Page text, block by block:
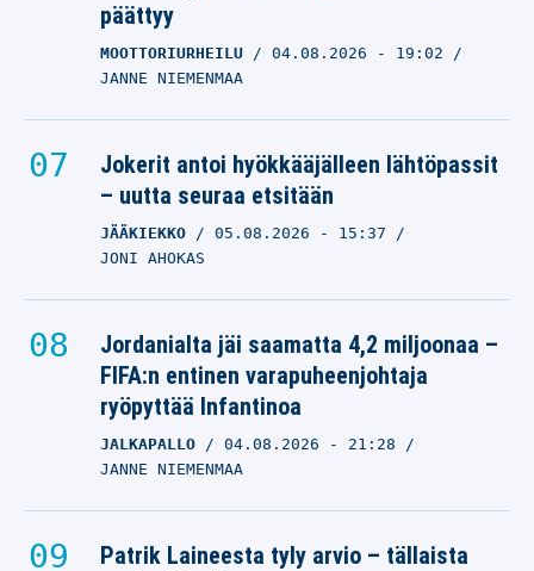
päättyy
MOOTTORIURHEILU 04.08.2026 - 19:02
JANNE NIEMENMAA
Jokerit antoi hyökkääjälleen lähtöpassit
– uutta seuraa etsitään
JÄÄKIEKKO 05.08.2026 - 15:37
JONI AHOKAS
Jordanialta jäi saamatta 4,2 miljoonaa –
FIFA:n entinen varapuheenjohtaja
ryöpyttää Infantinoa
JALKAPALLO 04.08.2026 - 21:28
JANNE NIEMENMAA
Patrik Laineesta tyly arvio – tällaista